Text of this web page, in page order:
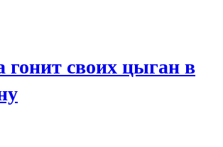
гонит своих цыган в